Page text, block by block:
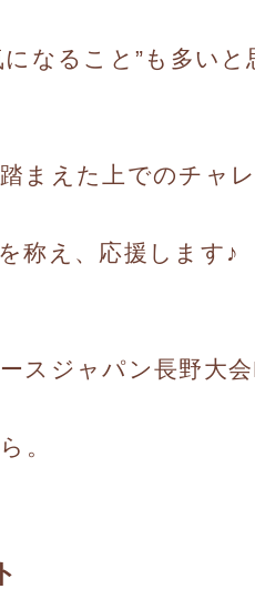
になること”も多い
まえた上でのチャ
称え、応援します♪
スジャパン長野大
。